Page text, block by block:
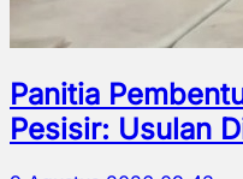
Panitia
Pesisir: Usulan